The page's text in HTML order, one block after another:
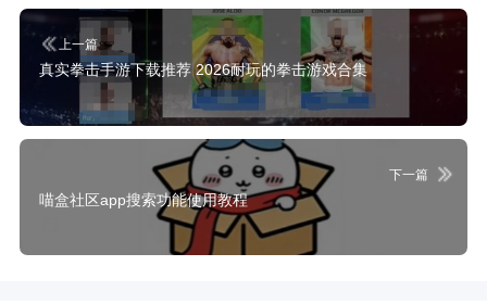
上一篇
真实拳击手游下载推荐 2026耐玩的拳击游戏合集
下一篇
喵盒社区app搜索功能使用教程